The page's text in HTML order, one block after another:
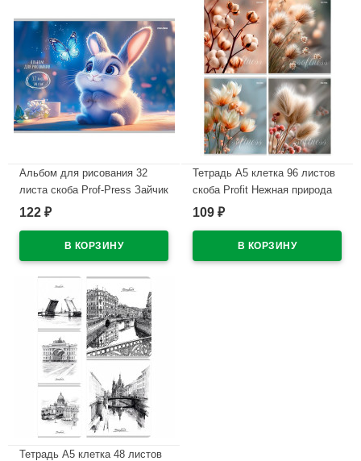
Альбом для рисования 32
листа скоба Prof-Press Зайчик
и бабочка арт.32-7765
122 ₽
Тетрадь А5 клетка 96 листов
скоба Profit Нежная природа
обложка мелованный картон
109 ₽
Тетрадь А5 клетка 48 листов